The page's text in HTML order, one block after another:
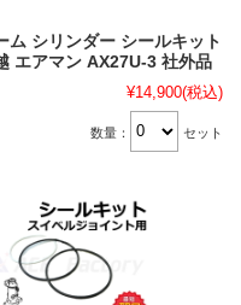
ム シリンダー シールキット
エアマン AX27U-3 社外品
¥14,900(税込)
数量： セット